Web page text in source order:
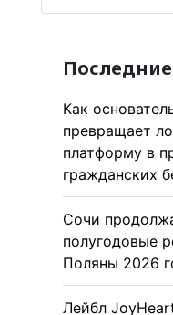
Последние
Как
превращает
платформу в
гражданских
Сочи
полугодовые
Поляны 2026
Лейбл